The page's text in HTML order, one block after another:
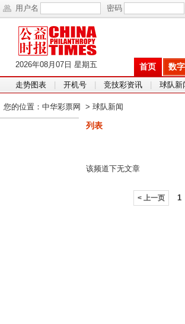
用户名 密码
2026年08月07日 星期五 首页 数
走势图表 开机号 竞技彩资讯 球队新
您的位置：中华彩票网 >球队新闻
列表
该频道下无文章
< 上一页 1